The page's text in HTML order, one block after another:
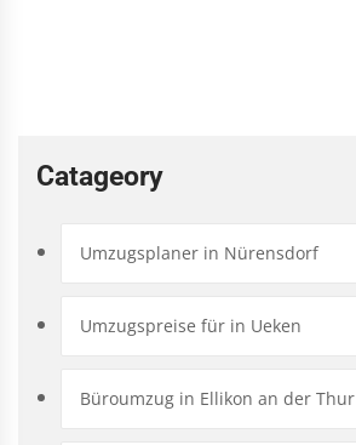
Catageory
Umzugsplaner in Nürensdorf
Umzugspreise für in Ueken
Büroumzug in Ellikon an der Thur